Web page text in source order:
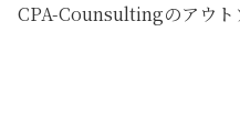
CPA-Counsultingのアウ